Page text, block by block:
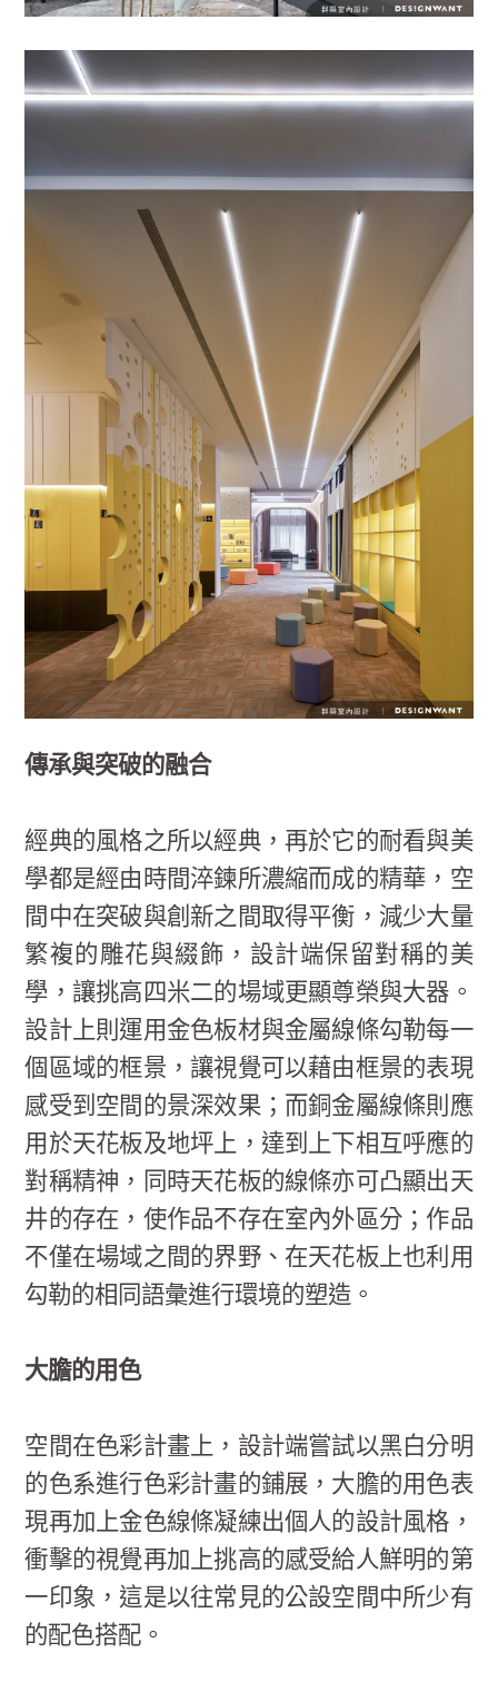
傳承與突破的融合
經典的風格之所以經典，再於它的耐看與美
學都是經由時間淬鍊所濃縮而成的精華，空
間中在突破與創新之間取得平衡，減少大量
繁複的雕花與綴飾，設計端保留對稱的美
學，讓挑高四米二的場域更顯尊榮與大器。
設計上則運用金色板材與金屬線條勾勒每一
個區域的框景，讓視覺可以藉由框景的表現
感受到空間的景深效果；而銅金屬線條則應
用於天花板及地坪上，達到上下相互呼應的
對稱精神，同時天花板的線條亦可凸顯出天
井的存在，使作品不存在室內外區分；作品
不僅在場域之間的界野、在天花板上也利用
勾勒的相同語彙進行環境的塑造。
大膽的用色
空間在色彩計畫上，設計端嘗試以黑白分明
的色系進行色彩計畫的鋪展，大膽的用色表
現再加上金色線條凝練出個人的設計風格，
衝擊的視覺再加上挑高的感受給人鮮明的第
一印象，這是以往常見的公設空間中所少有
的配色搭配。